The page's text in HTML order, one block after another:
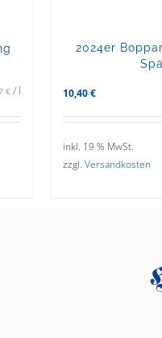
€/ l
2024er
10,40 €
inkl. 19 % MwSt.
zzgl. Versandkosten